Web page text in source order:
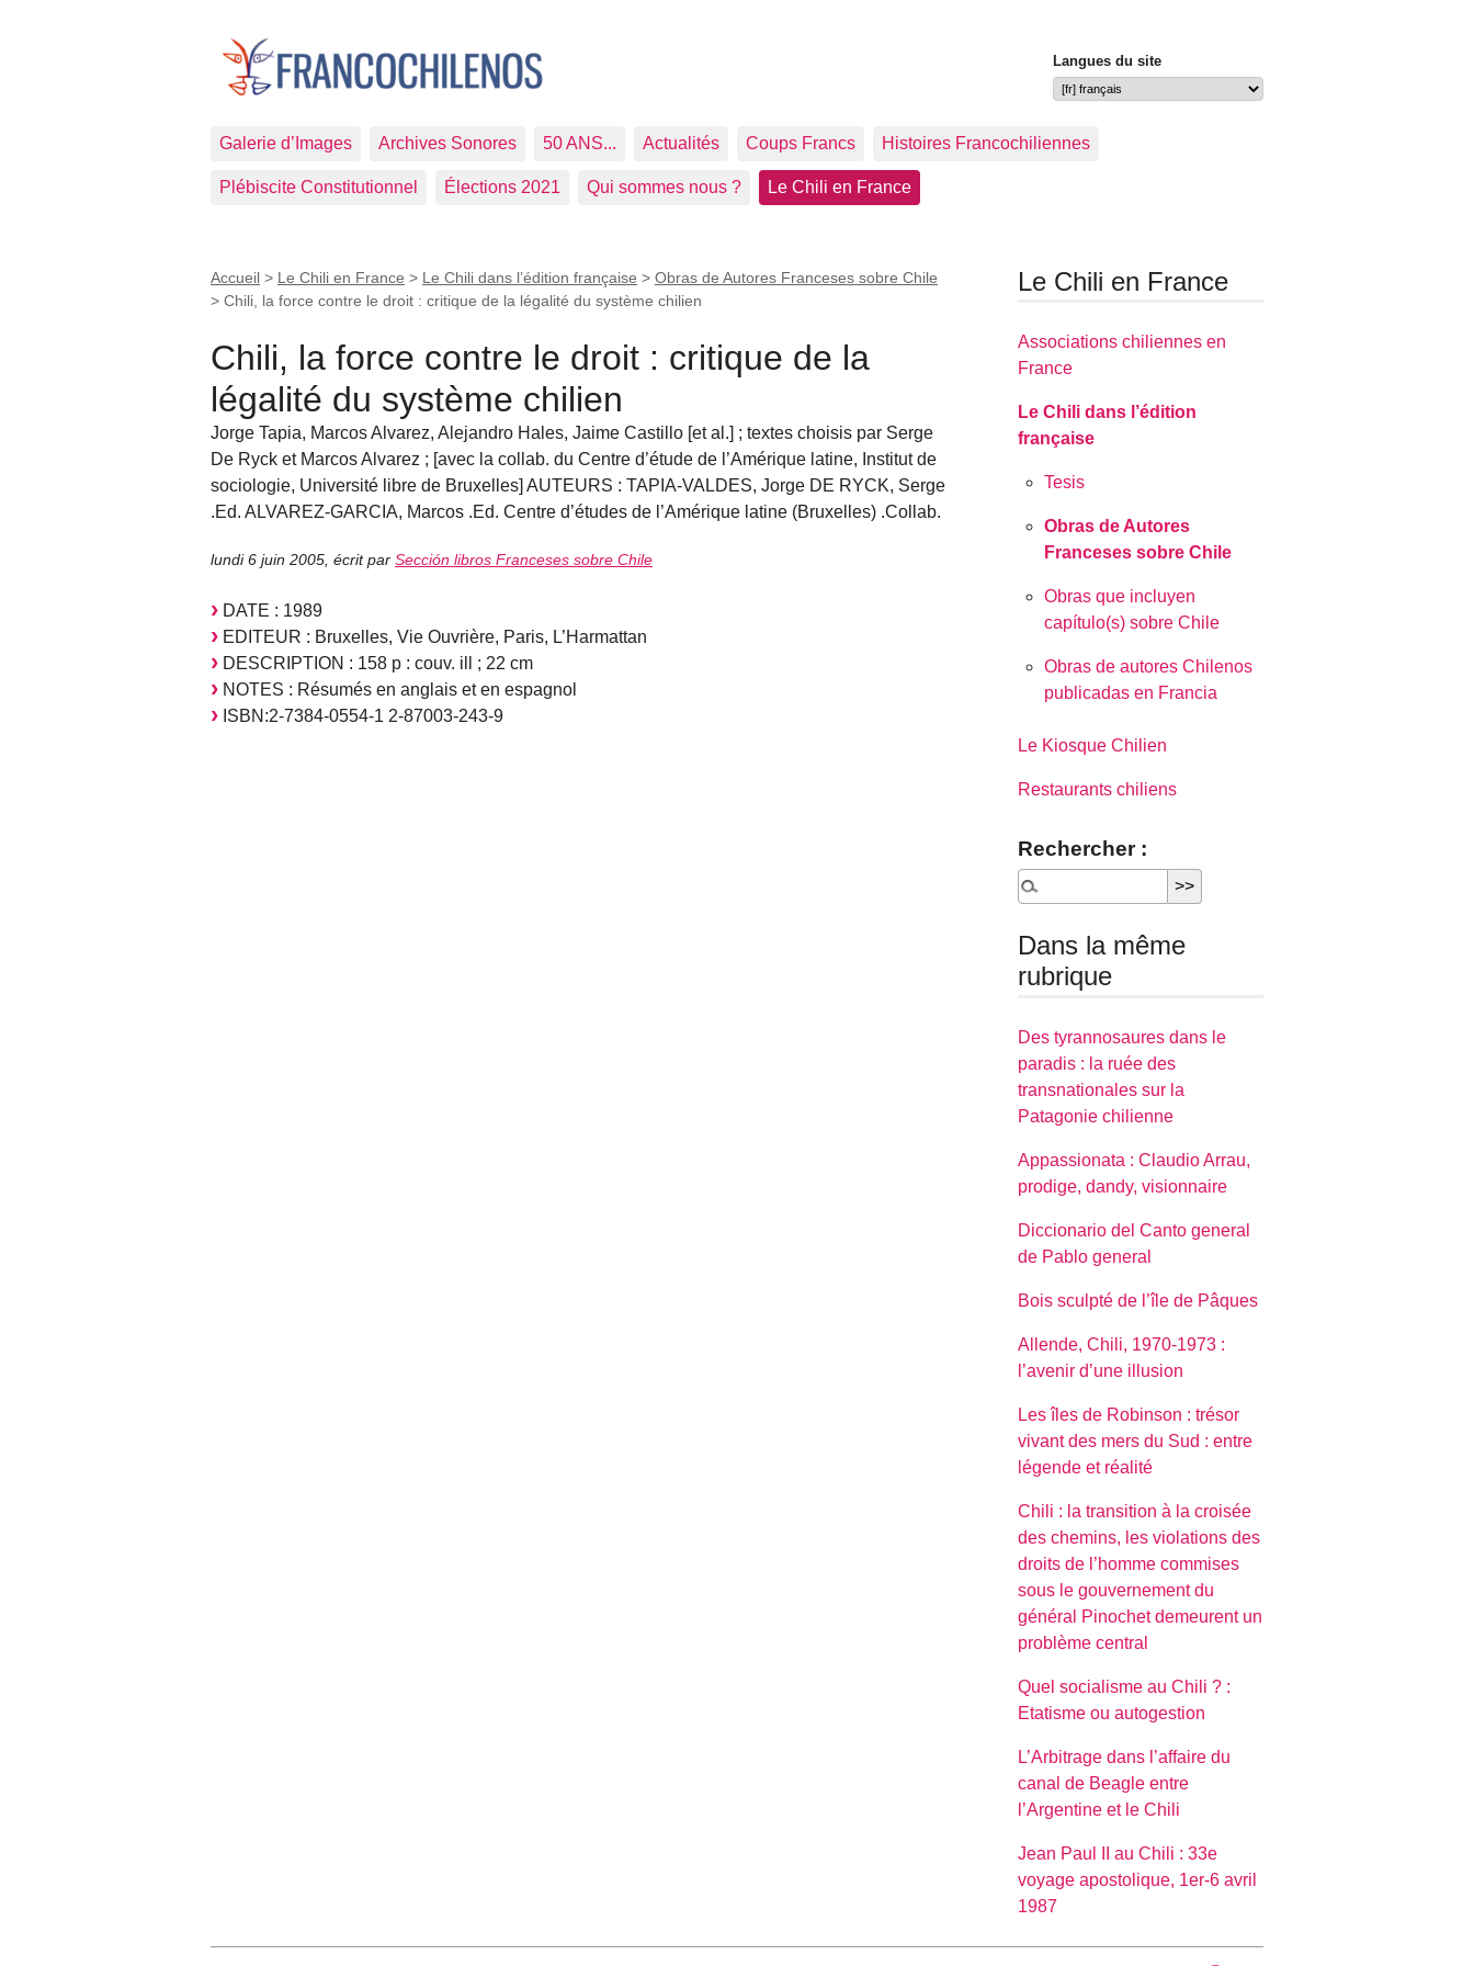
Langues du site
Galerie d’Images Archives Sonores 50 ANS... Actualités Coups Francs Histoires Francochiliennes
Plébiscite Constitutionnel Élections 2021 Qui sommes nous ? Le Chili en France
Accueil > Le Chili en France > Le Chili dans l’édition française > Obras de Autores Franceses sobre Chile
> Chili, la force contre le droit : critique de la légalité du système chilien
Chili, la force contre le droit : critique de la
légalité du système chilien
Jorge Tapia, Marcos Alvarez, Alejandro Hales, Jaime Castillo [et al.] ; textes choisis par Serge
De Ryck et Marcos Alvarez ; [avec la collab. du Centre d’étude de l’Amérique latine, Institut de
sociologie, Université libre de Bruxelles] AUTEURS : TAPIA-VALDES, Jorge DE RYCK, Serge
.Ed. ALVAREZ-GARCIA, Marcos .Ed. Centre d’études de l’Amérique latine (Bruxelles) .Collab.
lundi 6 juin 2005 écrit par Sección libros Franceses sobre Chile
DATE : 1989
EDITEUR : Bruxelles, Vie Ouvrière, Paris, L’Harmattan
DESCRIPTION : 158 p : couv. ill ; 22 cm
NOTES : Résumés en anglais et en espagnol
ISBN:2-7384-0554-1 2-87003-243-9
Le Chili en France
Associations chiliennes en
France
Le Chili dans l’édition
française
Tesis
Obras de Autores
Franceses sobre Chile
Obras que incluyen
capítulo(s) sobre Chile
Obras de autores Chilenos
publicadas en Francia
Le Kiosque Chilien
Restaurants chiliens
Rechercher :
Dans la même
rubrique
Des tyrannosaures dans le
paradis : la ruée des
transnationales sur la
Patagonie chilienne
Appassionata : Claudio Arrau,
prodige, dandy, visionnaire
Diccionario del Canto general
de Pablo general
Bois sculpté de l’île de Pâques
Allende, Chili, 1970-1973 :
l’avenir d’une illusion
Les îles de Robinson : trésor
vivant des mers du Sud : entre
légende et réalité
Chili : la transition à la croisée
des chemins, les violations des
droits de l’homme commises
sous le gouvernement du
général Pinochet demeurent un
problème central
Quel socialisme au Chili ? :
Etatisme ou autogestion
L’Arbitrage dans l’affaire du
canal de Beagle entre
l’Argentine et le Chili
Jean Paul II au Chili : 33e
voyage apostolique, 1er-6 avril
1987